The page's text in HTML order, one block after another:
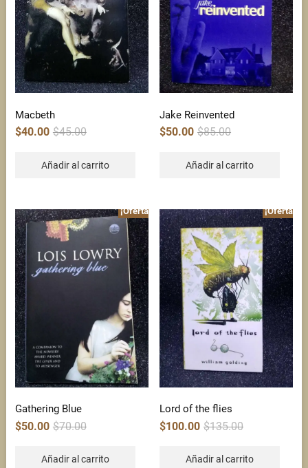
Macbeth
$45.00Original
$40.00
Current
Añadir al carrito
Jake Reinvented
$85.00Original
$50.00
Current
Añadir al carrito
¡Oferta!
Gathering Blue
$70.00Original
price
$50.00
Current
price
Añadir al carrito
¡Oferta!
Lord of the flies
$135.00
$100.00
Añadir al carrito